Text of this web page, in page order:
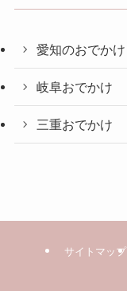
愛知のおでかけ
岐阜おでかけ
三重おでかけ
サイトマップ